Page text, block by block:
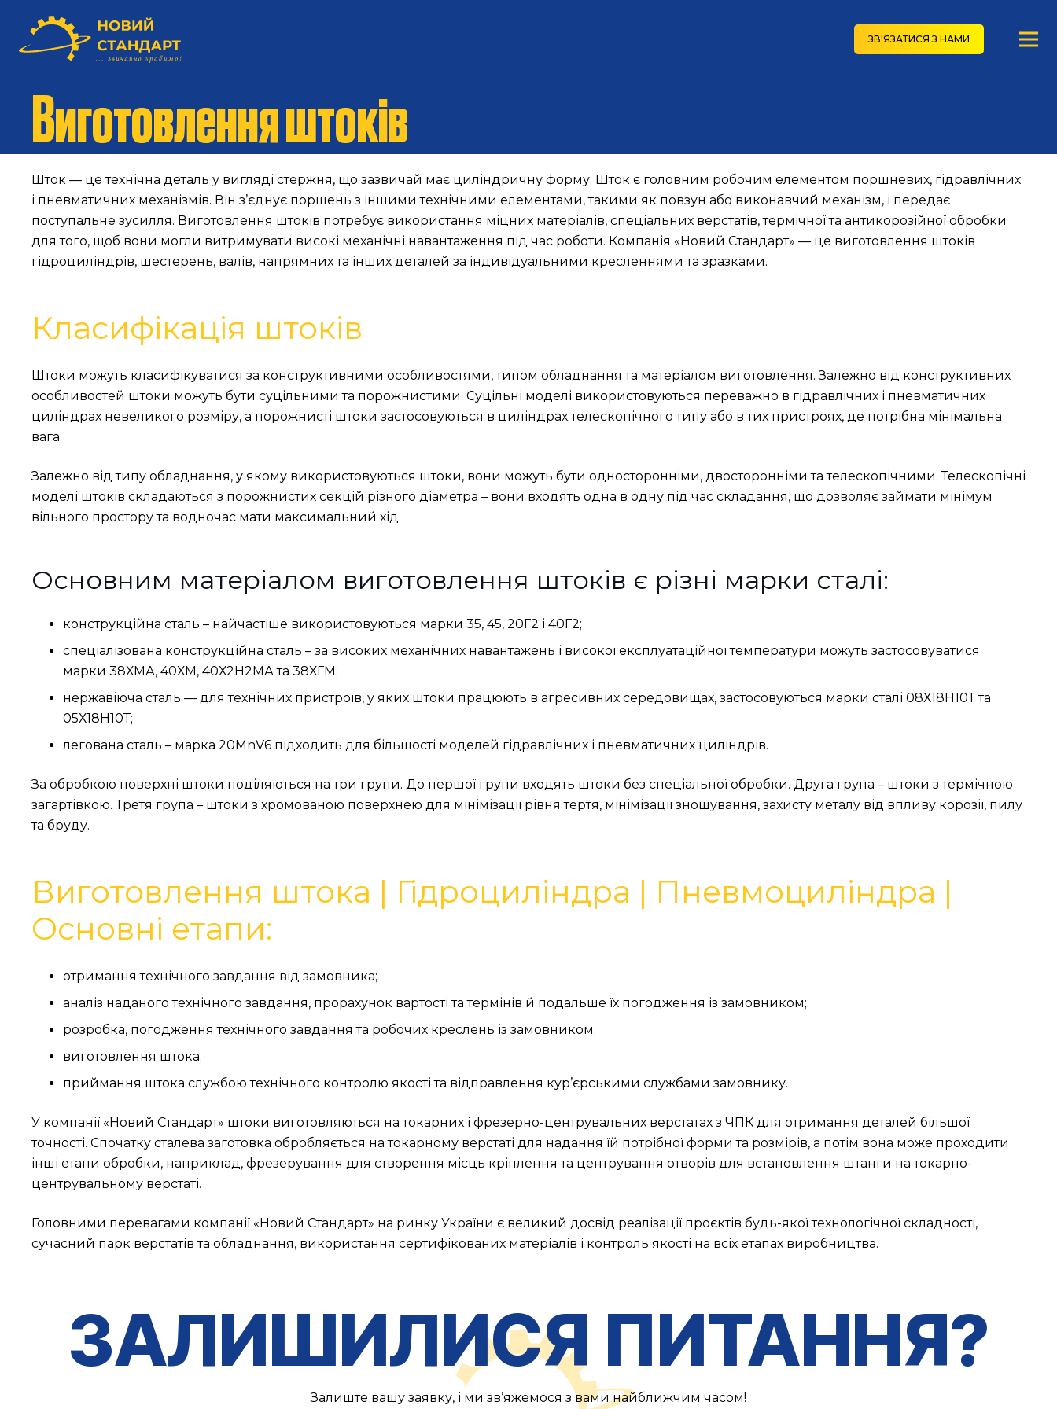
ЗВ'ЯЗАТИСЯ З НАМИ
Виготовлення штоків
Шток — це технічна деталь у вигляді стержня, що зазвичай має циліндричну форму. Шток є головним робочим елементом поршневих, гідравлічних
і пневматичних механізмів. Він з’єднує поршень з іншими технічними елементами, такими як повзун або виконавчий механізм, і передає
поступальне зусилля. Виготовлення штоків потребує використання міцних матеріалів, спеціальних верстатів, термічної та антикорозійної обробки
для того, щоб вони могли витримувати високі механічні навантаження під час роботи. Компанія «Новий Стандарт» — це виготовлення штоків
гідроциліндрів, шестерень, валів, напрямних та інших деталей за індивідуальними кресленнями та зразками.
Класифікація штоків
Штоки можуть класифікуватися за конструктивними особливостями, типом обладнання та матеріалом виготовлення. Залежно від конструктивних
особливостей штоки можуть бути суцільними та порожнистими. Суцільні моделі використовуються переважно в гідравлічних і пневматичних
циліндрах невеликого розміру, а порожнисті штоки застосовуються в циліндрах телескопічного типу або в тих пристроях, де потрібна мінімальна
вага.
Залежно від типу обладнання, у якому використовуються штоки, вони можуть бути односторонніми, двосторонніми та телескопічними. Телескопічні
моделі штоків складаються з порожнистих секцій різного діаметра – вони входять одна в одну під час складання, що дозволяє займати мінімум
вільного простору та водночас мати максимальний хід.
Основним матеріалом виготовлення штоків є різні марки сталі:
конструкційна сталь – найчастіше використовуються марки 35, 45, 20Г2 і 40Г2;
спеціалізована конструкційна сталь – за високих механічних навантажень і високої експлуатаційної температури можуть застосовуватися
марки 38ХМА, 40ХМ, 40Х2Н2МА та 38ХГМ;
нержавіюча сталь — для технічних пристроїв, у яких штоки працюють в агресивних середовищах, застосовуються марки сталі 08Х18Н10Т та
05Х18Н10Т;
легована сталь – марка 20MnV6 підходить для більшості моделей гідравлічних і пневматичних циліндрів.
За обробкою поверхні штоки поділяються на три групи. До першої групи входять штоки без спеціальної обробки. Друга група – штоки з термічною
загартівкою. Третя група – штоки з хромованою поверхнею для мінімізації рівня тертя, мінімізації зношування, захисту металу від впливу корозії, пилу
та бруду.
Виготовлення штока | Гідроциліндра | Пневмоциліндра |
Основні етапи:
отримання технічного завдання від замовника;
аналіз наданого технічного завдання, прорахунок вартості та термінів й подальше їх погодження із замовником;
розробка, погодження технічного завдання та робочих креслень із замовником;
виготовлення штока;
приймання штока службою технічного контролю якості та відправлення кур’єрськими службами замовнику.
У компанії «Новий Стандарт» штоки виготовляються на токарних і фрезерно-центрувальних верстатах з ЧПК для отримання деталей більшої
точності. Спочатку сталева заготовка обробляється на токарному верстаті для надання їй потрібної форми та розмірів, а потім вона може проходити
інші етапи обробки, наприклад, фрезерування для створення місць кріплення та центрування отворів для встановлення штанги на токарно-
центрувальному верстаті.
Головними перевагами компанії «Новий Стандарт» на ринку України є великий досвід реалізації проєктів будь-якої технологічної складності,
сучасний парк верстатів та обладнання, використання сертифікованих матеріалів і контроль якості на всіх етапах виробництва.
ЗАЛИШИЛИСЯ ПИТАННЯ?
Залиште вашу заявку, і ми зв’яжемося з вами найближчим часом!